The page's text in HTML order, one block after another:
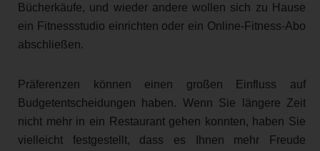
Bücherkäufe, und wieder andere wollen sich zu Hause
ein Fitnessstudio einrichten oder ein Online-Fitness-Abo
abschließen.
Präferenzen können einen großen Einfluss auf
Budgetentscheidungen haben. Wenn Sie längere Zeit
nicht mehr in ein Restaurant gehen konnten, haben Sie
vielleicht festgestellt, dass es Ihnen mehr Freude